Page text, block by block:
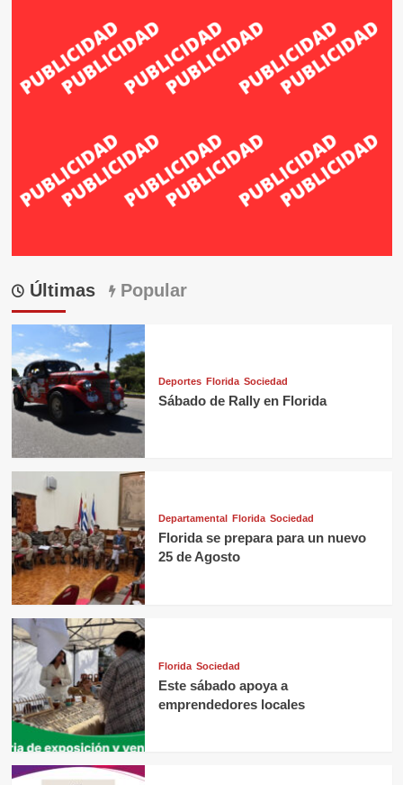
Últimas Popular
Deportes Florida Sociedad
Sábado de Rally en Florida
Departamental Florida Sociedad
Florida se prepara para un nuevo
25 de Agosto
Florida Sociedad
Este sábado apoya a
emprendedores locales